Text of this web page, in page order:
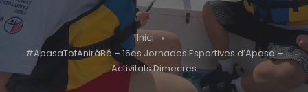
Inici
#ApasaTotAniràBé – 16es Jornades Esportives d’Apasa –
Activitats Dimecres